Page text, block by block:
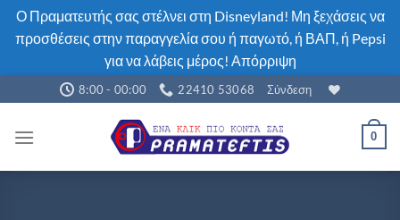
Ο Πραματευτής σας στέλνει στη Disneyland! Μη ξεχάσεις να
προσθέσεις στην παραγγελία σου ή παγωτό, ή ΒΑΠ, ή Pepsi
για να λάβεις μέρος! Απόρριψη
Μετάβαση
στο
περιεχόμενο
8:00 - 00:00 22410 53068 Σύνδεση
0